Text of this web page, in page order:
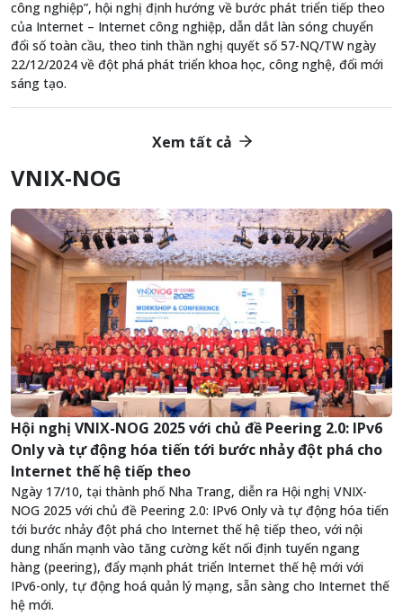
công nghiệp”, hội nghị định hướng về bước phát triển tiếp theo
của Internet – Internet công nghiệp, dẫn dắt làn sóng chuyển
đổi số toàn cầu, theo tinh thần nghị quyết số 57-NQ/TW ngày
22/12/2024 về đột phá phát triển khoa học, công nghệ, đổi mới
sáng tạo.
Xem tất cả
VNIX-NOG
Hội nghị VNIX-NOG 2025 với chủ đề Peering 2.0: IPv6
Only và tự động hóa tiến tới bước nhảy đột phá cho
Internet thế hệ tiếp theo
Ngày 17/10, tại thành phố Nha Trang, diễn ra Hội nghị VNIX-
NOG 2025 với chủ đề Peering 2.0: IPv6 Only và tự động hóa tiến
tới bước nhảy đột phá cho Internet thế hệ tiếp theo, với nội
dung nhấn mạnh vào tăng cường kết nối định tuyến ngang
hàng (peering), đẩy mạnh phát triển Internet thế hệ mới với
IPv6-only, tự động hoá quản lý mạng, sẵn sàng cho Internet thế
hệ mới.